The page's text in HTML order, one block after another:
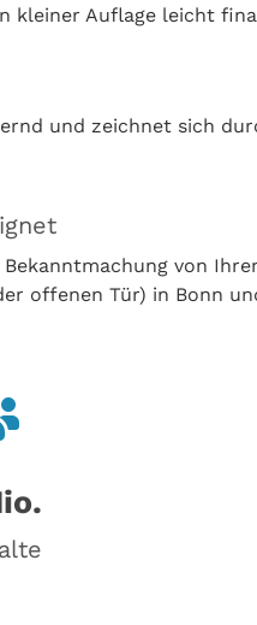
kleiner Auflage leicht
und zeichnet sich
von
offenen Tür) in Bonn